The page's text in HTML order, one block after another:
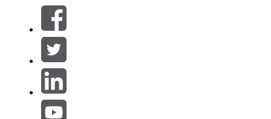
Filter (0)
VÄLJ FILTER
Produktområde